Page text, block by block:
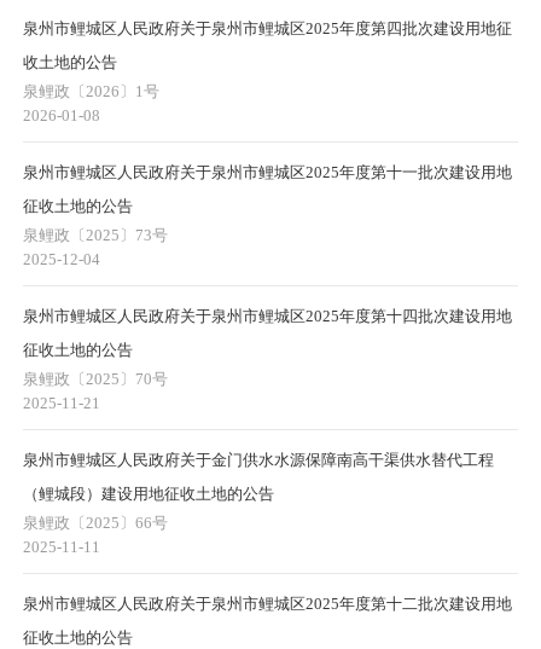
泉州市鲤城区人民政府关于泉州市鲤城区2025年度第四批次建设用地征
收土地的公告
泉鲤政〔2026〕1号
2026-01-08
泉州市鲤城区人民政府关于泉州市鲤城区2025年度第十一批次建设用地
征收土地的公告
泉鲤政〔2025〕73号
2025-12-04
泉州市鲤城区人民政府关于泉州市鲤城区2025年度第十四批次建设用地
征收土地的公告
泉鲤政〔2025〕70号
2025-11-21
泉州市鲤城区人民政府关于金门供水水源保障南高干渠供水替代工程
（鲤城段）建设用地征收土地的公告
泉鲤政〔2025〕66号
2025-11-11
泉州市鲤城区人民政府关于泉州市鲤城区2025年度第十二批次建设用地
征收土地的公告